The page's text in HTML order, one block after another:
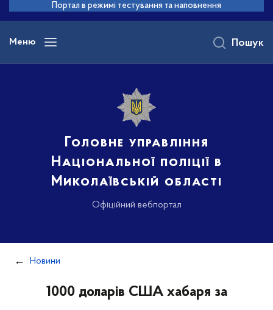
основного
вмісту
Портал в режимі тестування та наповнення
Меню
Головне управління
Національної поліції в
Миколаївській області
Офіційний вебпортал
Пошук
Новини
1000 доларів США хабаря за